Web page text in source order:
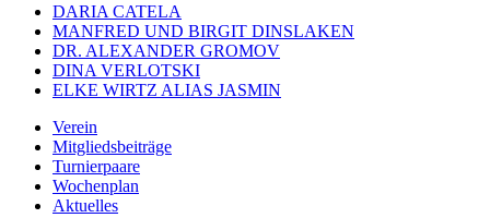
DARIA CATELA
MANFRED UND BIRGIT DINSLAKEN
DR. ALEXANDER GROMOV
DINA VERLOTSKI
ELKE WIRTZ ALIAS JASMIN
Verein
Mitgliedsbeiträge
Turnierpaare
Wochenplan
Aktuelles